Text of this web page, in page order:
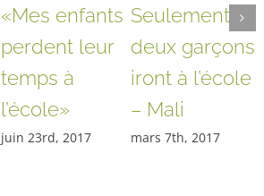
«Mes enfants
perdent leur
temps à
l’école»
juin 23rd, 2017
Seulement
deux garçons
iront à l’école
– Mali
mars 7th, 2017